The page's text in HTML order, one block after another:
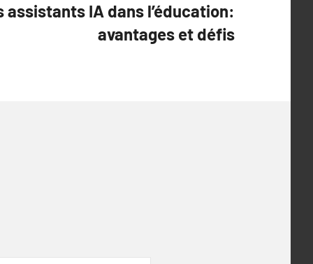
IA dans l’éducation:
avantages et défis